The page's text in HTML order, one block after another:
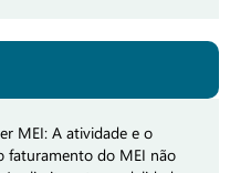
MEI: A atividade e o
faturamento do MEI não